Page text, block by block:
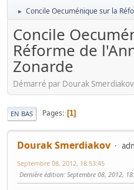
► Concile Oecuménique sur la
Concile
Réforme de
Zonarde
Démarré par Dourak
EN BAS Pages 1
Dourak Smerdiakov
Septembre 08, 2012, 18:53:45
Dernière édition: Septembre 08, 2012,